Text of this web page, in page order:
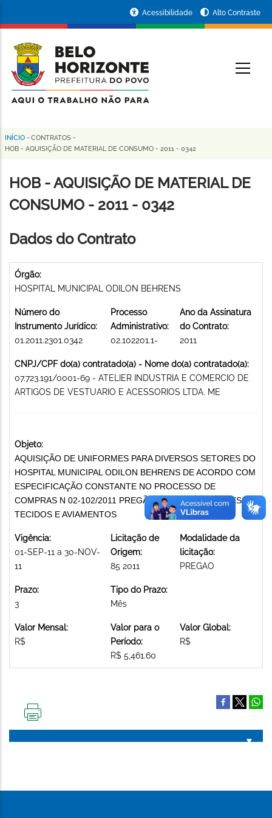
conteúdo
principal
da
Prefeitura
de
Horizonte
Acessibilidade Alto Contraste
Trilha
navegação
INÍCIO - CONTRATOS -
HOB - AQUISIÇÃO DE MATERIAL DE CONSUMO - 2011 - 0342
HOB - AQUISIÇÃO DE MATERIAL DE
CONSUMO - 2011 - 0342
Dados do Contrato
Órgão:
HOSPITAL MUNICIPAL ODILON BEHRENS
Número do
Instrumento Jurídico:
01.2011.2301.0342
Processo
Administrativo:
02.102201.1-
Ano da Assinatura
do Contrato:
2011
CNPJ/CPF do(a) contratado(a) - Nome do(a) contratado(a):
07.723.191/0001-69 - ATELIER INDUSTRIA E COMERCIO DE
ARTIGOS DE VESTUARIO E ACESSORIOS LTDA. ME
Objeto:
AQUISIÇÃO DE UNIFORMES PARA DIVERSOS SETORES DO
HOSPITAL MUNICIPAL ODILON BEHRENS DE ACORDO COM
ESPECIFICAÇÃO CONSTANTE NO PROCESSO DE
COMPRAS N 02-102/2011 PREGÃO 85/2011 UNIFORMES,
TECIDOS E AVIAMENTOS
Vigência:
01-SEP-11 a 30-NOV-
11
Licitação de
Origem:
85 2011
Modalidade da
licitação:
PREGAO
Prazo:
3
Tipo do Prazo:
Mês
Valor Mensal:
R$
Valor para o
Período:
R$ 5,461.60
Valor Global:
R$
PÁGINA